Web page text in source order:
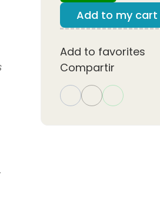
Add to my cart
Add to favorites
Compartir